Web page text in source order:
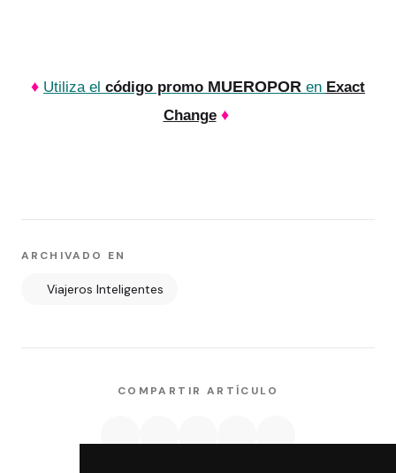
♦ Utiliza el código promo MUEROPOR en Exact
Change ♦
ARCHIVADO EN
Viajeros Inteligentes
COMPARTIR ARTÍCULO